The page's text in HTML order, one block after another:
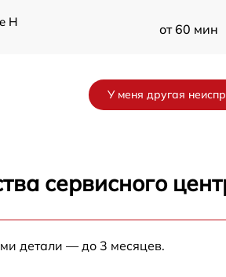
H
от 60 мин
от 60 мин
У меня другая
сервисного
детали — до 3 месяцев.